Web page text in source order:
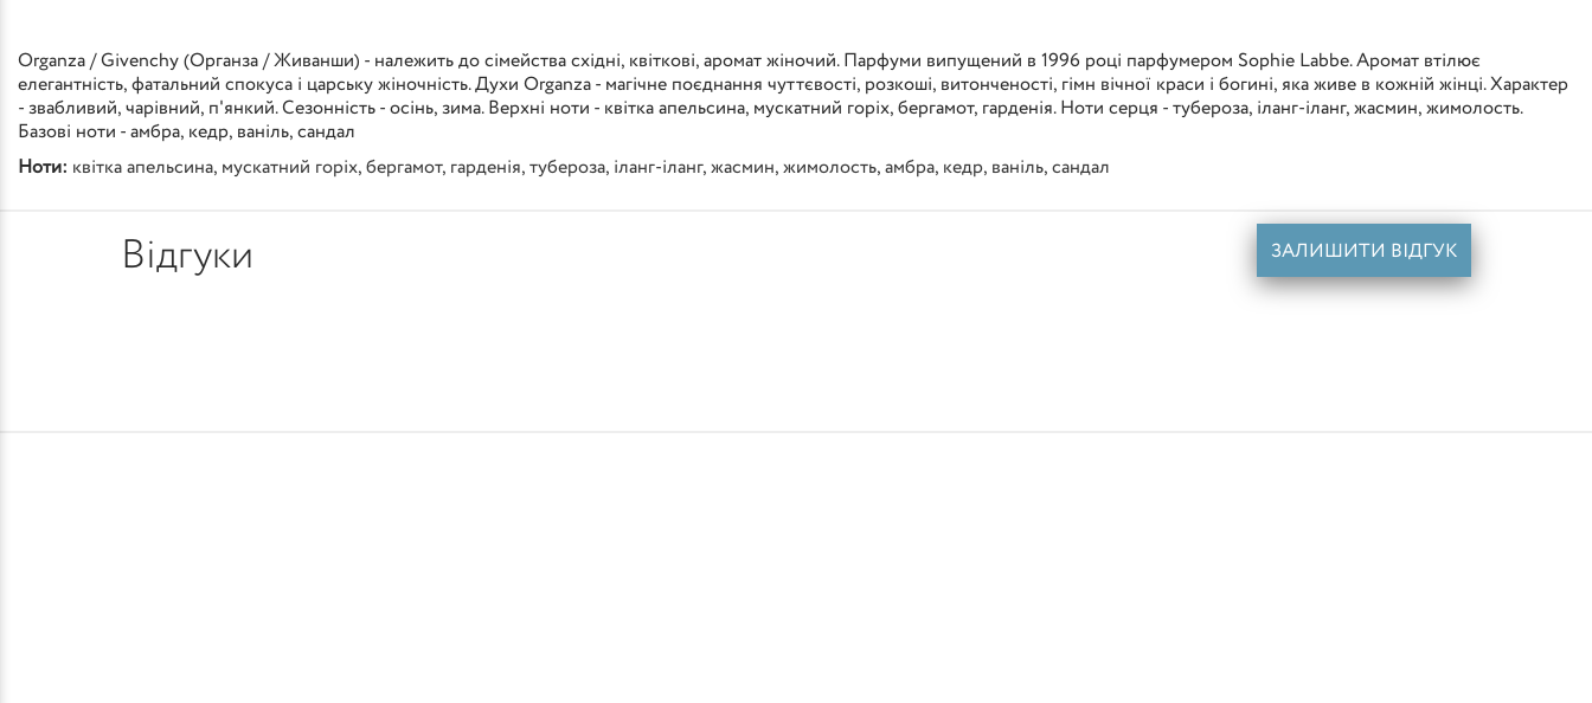
Organza / Givenchy (Органза / Живанши) - належить до сімейства східні, квіткові, аромат жіночий. Парфуми випущений в 1996 році парфумером Sophie Labbe. Аромат втілює
елегантність, фатальний спокуса і царську жіночність. Духи Organza - магічне поєднання чуттєвості, розкоші, витонченості, гімн вічної краси і богині, яка живе в кожній жінці. Характер
- звабливий, чарівний, п'янкий. Сезонність - осінь, зима. Верхні ноти - квітка апельсина, мускатний горіх, бергамот, гарденія. Ноти серця - тубероза, іланг-іланг, жасмин, жимолость.
Базові ноти - амбра, кедр, ваніль, сандал
Ноти: квітка апельсина, мускатний горіх, бергамот, гарденія, тубероза, іланг-іланг, жасмин, жимолость, амбра, кедр, ваніль, сандал
Відгуки ЗАЛИШИТИ ВІДГУК